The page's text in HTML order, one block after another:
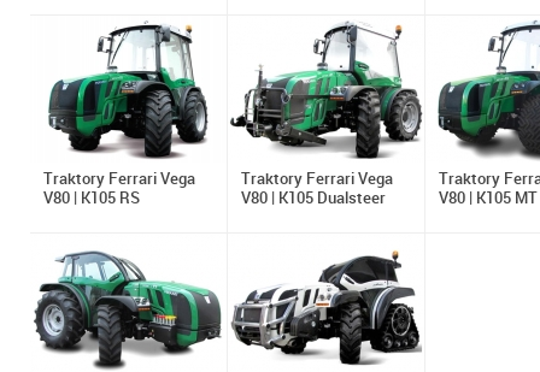
Traktory Ferrari Vega
V80 | K105 RS
Traktory Ferrari Vega
V80 | K105 Dualsteer
Traktory
V80 | K105 MT